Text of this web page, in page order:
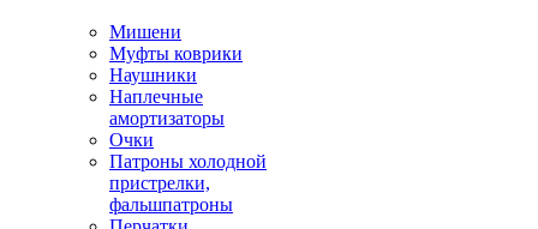
Мишени
Муфты коврики
Наушники
Наплечные
амортизаторы
Очки
Патроны холодной
пристрелки,
фальшпатроны